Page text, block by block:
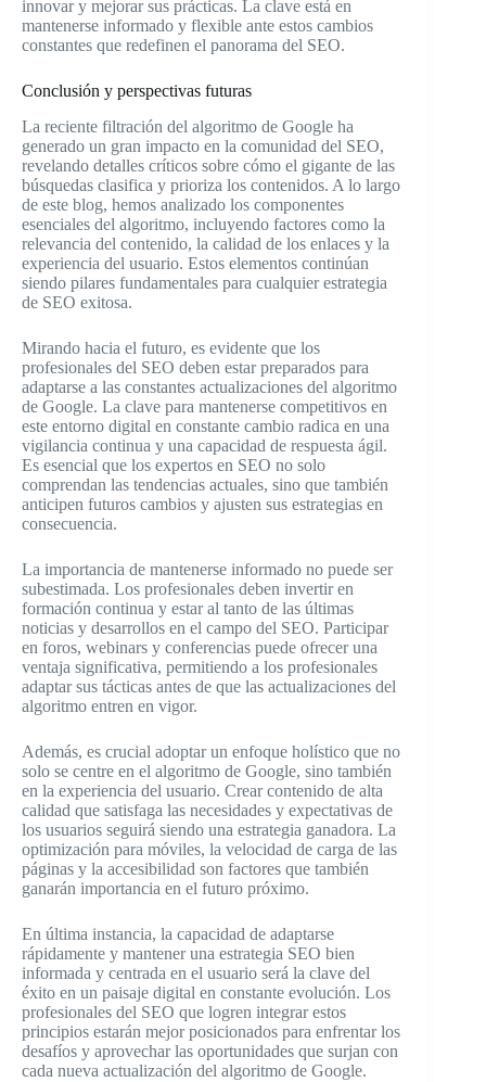
innovar y mejorar sus prácticas. La clave está en
mantenerse informado y flexible ante estos cambios
constantes que redefinen el panorama del SEO.
Conclusión y perspectivas futuras
La reciente filtración del algoritmo de Google ha
generado un gran impacto en la comunidad del SEO,
revelando detalles críticos sobre cómo el gigante de las
búsquedas clasifica y prioriza los contenidos. A lo largo
de este blog, hemos analizado los componentes
esenciales del algoritmo, incluyendo factores como la
relevancia del contenido, la calidad de los enlaces y la
experiencia del usuario. Estos elementos continúan
siendo pilares fundamentales para cualquier estrategia
de SEO exitosa.
Mirando hacia el futuro, es evidente que los
profesionales del SEO deben estar preparados para
adaptarse a las constantes actualizaciones del algoritmo
de Google. La clave para mantenerse competitivos en
este entorno digital en constante cambio radica en una
vigilancia continua y una capacidad de respuesta ágil.
Es esencial que los expertos en SEO no solo
comprendan las tendencias actuales, sino que también
anticipen futuros cambios y ajusten sus estrategias en
consecuencia.
La importancia de mantenerse informado no puede ser
subestimada. Los profesionales deben invertir en
formación continua y estar al tanto de las últimas
noticias y desarrollos en el campo del SEO. Participar
en foros, webinars y conferencias puede ofrecer una
ventaja significativa, permitiendo a los profesionales
adaptar sus tácticas antes de que las actualizaciones del
algoritmo entren en vigor.
Además, es crucial adoptar un enfoque holístico que no
solo se centre en el algoritmo de Google, sino también
en la experiencia del usuario. Crear contenido de alta
calidad que satisfaga las necesidades y expectativas de
los usuarios seguirá siendo una estrategia ganadora. La
optimización para móviles, la velocidad de carga de las
páginas y la accesibilidad son factores que también
ganarán importancia en el futuro próximo.
En última instancia, la capacidad de adaptarse
rápidamente y mantener una estrategia SEO bien
informada y centrada en el usuario será la clave del
éxito en un paisaje digital en constante evolución. Los
profesionales del SEO que logren integrar estos
principios estarán mejor posicionados para enfrentar los
desafíos y aprovechar las oportunidades que surjan con
cada nueva actualización del algoritmo de Google.